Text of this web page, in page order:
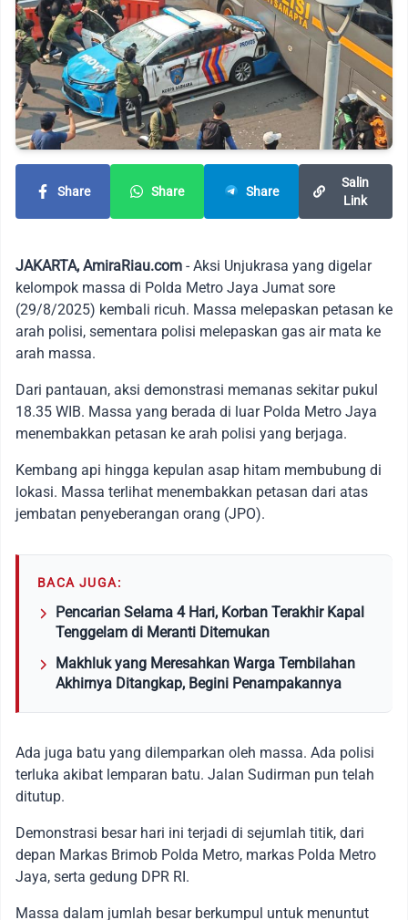
Share Share Share
Salin
Link
JAKARTA, AmiraRiau.com - Aksi Unjukrasa yang digelar
kelompok massa di Polda Metro Jaya Jumat sore
(29/8/2025) kembali ricuh. Massa melepaskan petasan ke
arah polisi, sementara polisi melepaskan gas air mata ke
arah massa.
Dari pantauan, aksi demonstrasi memanas sekitar pukul
18.35 WIB. Massa yang berada di luar Polda Metro Jaya
menembakkan petasan ke arah polisi yang berjaga.
Kembang api hingga kepulan asap hitam membubung di
lokasi. Massa terlihat menembakkan petasan dari atas
jembatan penyeberangan orang (JPO).
BACA JUGA:
Pencarian Selama 4 Hari, Korban Terakhir Kapal
Tenggelam di Meranti Ditemukan
Makhluk yang Meresahkan Warga Tembilahan
Akhirnya Ditangkap, Begini Penampakannya
Ada juga batu yang dilemparkan oleh massa. Ada polisi
terluka akibat lemparan batu. Jalan Sudirman pun telah
ditutup.
Demonstrasi besar hari ini terjadi di sejumlah titik, dari
depan Markas Brimob Polda Metro, markas Polda Metro
Jaya, serta gedung DPR RI.
Massa dalam jumlah besar berkumpul untuk menuntut